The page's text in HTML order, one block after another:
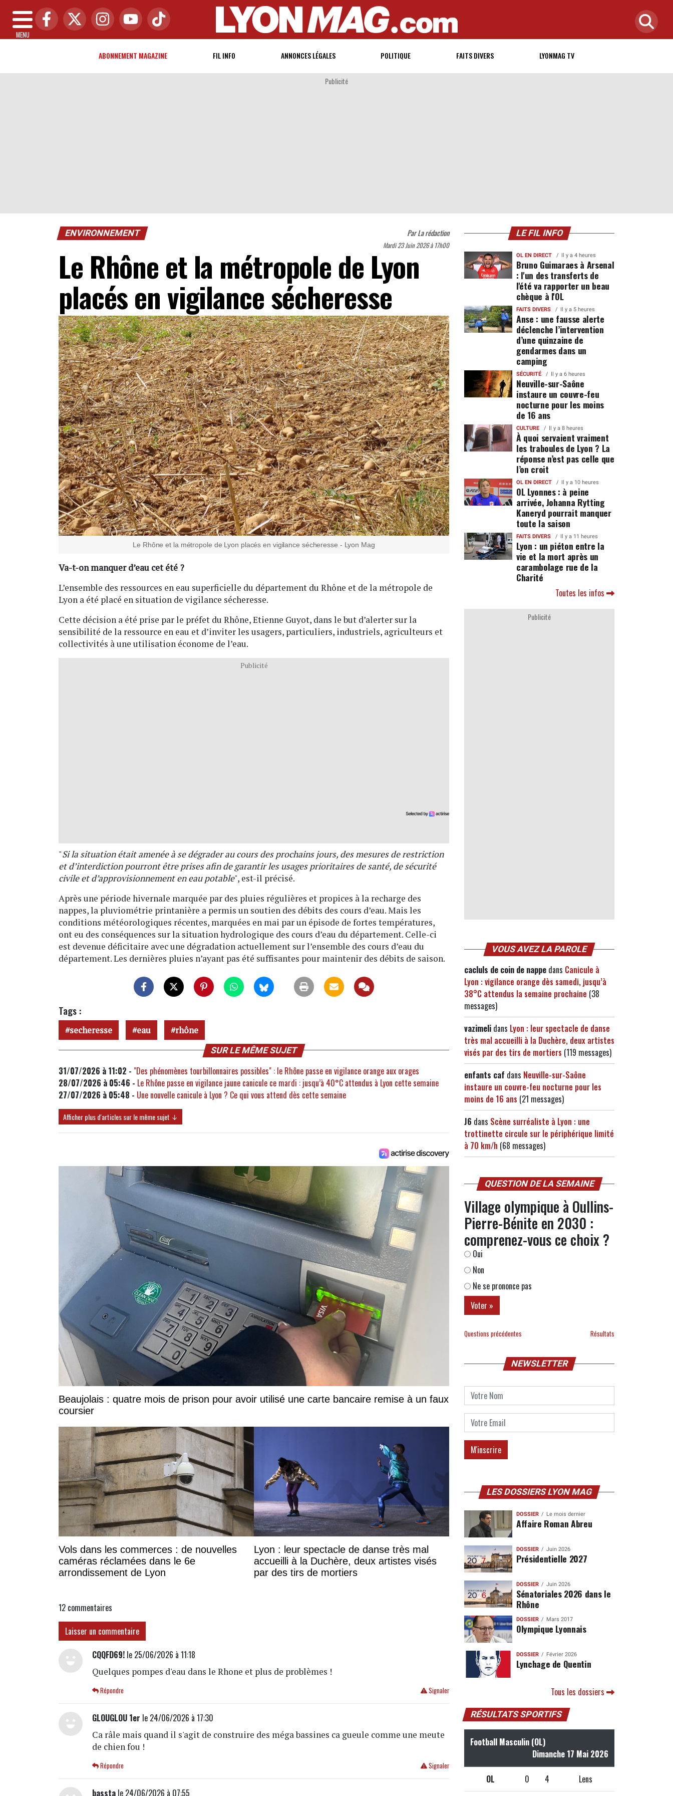
MENU
ABONNEMENT MAGAZINE FIL INFO ANNONCES LÉGALES POLITIQUE FAITS DIVERS LYONMAG TV
Publicité
ENVIRONNEMENT ParLa rédaction
Mardi 23 Juin 2026 à 17h00
Le Rhône et la métropole de Lyon
placés en vigilance sécheresse
Le Rhône et la métropole de Lyon placés en vigilance sécheresse - Lyon Mag
Va-t-on manquer d’eau cet été ?
L’ensemble des ressources en eau superficielle du département du Rhône et de la métropole de
Lyon a été placé en situation de vigilance sécheresse.
Cette décision a été prise par le préfet du Rhône, Etienne Guyot, dans le but d’alerter sur la
sensibilité de la ressource en eau et d’inviter les usagers, particuliers, industriels, agriculteurs et
collectivités à une utilisation économe de l’eau.
Publicité
"Si la situation était amenée à se dégrader au cours des prochains jours, des mesures de restriction
et d’interdiction pourront être prises afin de garantir les usages prioritaires de santé, de sécurité
civile et d’approvisionnement en eau potable", est-il précisé.
Après une période hivernale marquée par des pluies régulières et propices à la recharge des
nappes, la pluviométrie printanière a permis un soutien des débits des cours d’eau. Mais les
conditions météorologiques récentes, marquées en mai par un épisode de fortes températures,
ont eu des conséquences sur la situation hydrologique des cours d’eau du département. Celle-ci
est devenue déficitaire avec une dégradation actuellement sur l’ensemble des cours d’eau du
département. Les dernières pluies n’ayant pas été suffisantes pour maintenir des débits de saison.
Tags :
secheresse eau rhône
SUR LE MÊME SUJET
31/07/2026 à 11:02 - "Des phénomènes tourbillonnaires possibles" : le Rhône passe en vigilance orange aux orages
28/07/2026 à 05:46 - Le Rhône passe en vigilance jaune canicule ce mardi : jusqu’à 40°C attendus à Lyon cette semaine
27/07/2026 à 05:48 - Une nouvelle canicule à Lyon ? Ce qui vous attend dès cette semaine
Afficher plus d'articles sur le même sujet ↓
Beaujolais : quatre mois de prison pour avoir utilisé une carte bancaire remise à un faux
coursier
Vols dans les commerces : de nouvelles
caméras réclamées dans le 6e
arrondissement de Lyon
Lyon : leur spectacle de danse très mal
accueilli à la Duchère, deux artistes visés
par des tirs de mortiers
12 commentaires
Laisser un commentaire
CQQFD69! le 25/06/2026 à 11:18
Quelques pompes d'eau dans le Rhone et plus de problèmes !
Signaler
Répondre
GLOUGLOU 1er le 24/06/2026 à 17:30
Ca râle mais quand il s'agit de construire des méga bassines ca gueule comme une meute
de chien fou !
Signaler
Répondre
bassta le 24/06/2026 à 07:55
LE FIL INFO
OL EN DIRECT Il y a 4 heures
Bruno Guimaraes à Arsenal
: l'un des transferts de
l'été va rapporter un beau
chèque à l'OL
FAITS DIVERS Il y a 5 heures
Anse : une fausse alerte
déclenche l’intervention
d’une quinzaine de
gendarmes dans un
camping
SÉCURITÉ Il y a 6 heures
Neuville-sur-Saône
instaure un couvre-feu
nocturne pour les moins
de 16 ans
CULTURE Il y a 8 heures
À quoi servaient vraiment
les traboules de Lyon ? La
réponse n’est pas celle que
l’on croit
OL EN DIRECT Il y a 10 heures
OL Lyonnes : à peine
arrivée, Johanna Rytting
Kaneryd pourrait manquer
toute la saison
FAITS DIVERS Il y a 11 heures
Lyon : un piéton entre la
vie et la mort après un
carambolage rue de la
Charité
Toutes les infos
Publicité
VOUS AVEZ LA PAROLE
cacluls de coin de nappe dans Canicule à
Lyon : vigilance orange dès samedi, jusqu’à
38°C attendus la semaine prochaine (38
messages)
vazimeli dans Lyon : leur spectacle de danse
très mal accueilli à la Duchère, deux artistes
visés par des tirs de mortiers (119 messages)
enfants caf dans Neuville-sur-Saône
instaure un couvre-feu nocturne pour les
moins de 16 ans (21 messages)
J6 dans Scène surréaliste à Lyon : une
trottinette circule sur le périphérique limité
à 70 km/h (68 messages)
QUESTION DE LA SEMAINE
Village olympique à Oullins-
Pierre-Bénite en 2030 :
comprenez-vous ce choix ?
Oui
Non
Ne se prononce pas
Questions précédentes Résultats
NEWSLETTER
LES DOSSIERS LYON MAG
DOSSIER Le mois dernier
Affaire Roman Abreu
DOSSIER Juin 2026
Présidentielle 2027
DOSSIER Juin 2026
Sénatoriales 2026 dans le
Rhône
DOSSIER Mars 2017
Olympique Lyonnais
DOSSIER Février 2026
Lynchage de Quentin
Tous les dossiers
RÉSULTATS SPORTIFS
Football Masculin (OL)
Dimanche 17 Mai 2026
OL 0 4 Lens